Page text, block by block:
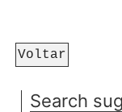
Voltar
Search